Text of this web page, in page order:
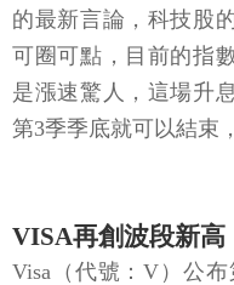
的最新言論，科技股
可圈可點，目前的指
是漲速驚人，這場升
第3季季底就可以結束
VISA再創波段新高
Visa（代號：V）公